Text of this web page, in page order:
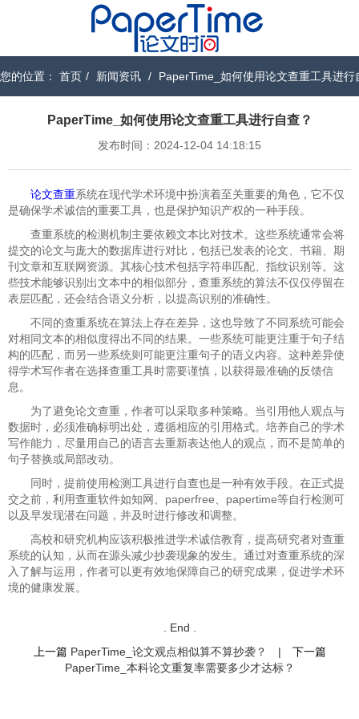
您的位置： 首页 / 新闻资讯 / PaperTime_如何使用论文查重工具进行
PaperTime_如何使用论文查重工具进行自查？
发布时间：2024-12-04 14:18:15
论文查重系统在现代学术环境中扮演着至关重要的角色，它不仅
是确保学术诚信的重要工具，也是保护知识产权的一种手段。
查重系统的检测机制主要依赖文本比对技术。这些系统通常会将
提交的论文与庞大的数据库进行对比，包括已发表的论文、书籍、期
刊文章和互联网资源。其核心技术包括字符串匹配、指纹识别等。这
些技术能够识别出文本中的相似部分，查重系统的算法不仅仅停留在
表层匹配，还会结合语义分析，以提高识别的准确性。
不同的查重系统在算法上存在差异，这也导致了不同系统可能会
对相同文本的相似度得出不同的结果。一些系统可能更注重于句子结
构的匹配，而另一些系统则可能更注重句子的语义内容。这种差异使
得学术写作者在选择查重工具时需要谨慎，以获得最准确的反馈信
息。
为了避免论文查重，作者可以采取多种策略。当引用他人观点与
数据时，必须准确标明出处，遵循相应的引用格式。培养自己的学术
写作能力，尽量用自己的语言去重新表达他人的观点，而不是简单的
句子替换或局部改动。
同时，提前使用检测工具进行自查也是一种有效手段。在正式提
交之前，利用查重软件如知网、paperfree、papertime等自行检测可
以及早发现潜在问题，并及时进行修改和调整。
高校和研究机构应该积极推进学术诚信教育，提高研究者对查重
系统的认知，从而在源头减少抄袭现象的发生。通过对查重系统的深
入了解与运用，作者可以更有效地保障自己的研究成果，促进学术环
境的健康发展。
. End .
上一篇 PaperTime_论文观点相似算不算抄袭？ |
下一篇
PaperTime_本科论文重复率需要多少才达标？